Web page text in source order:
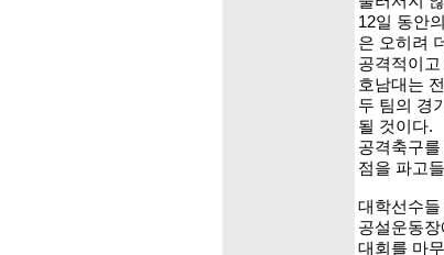
12일 동안
은 오히려
공격적이
호남대는
두 팀의 경
될 것이다.
공격축구
점을 파고
대학선수
공설운동
대회를 마